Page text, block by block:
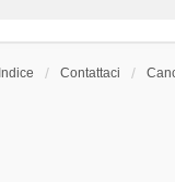
Indice Contattaci